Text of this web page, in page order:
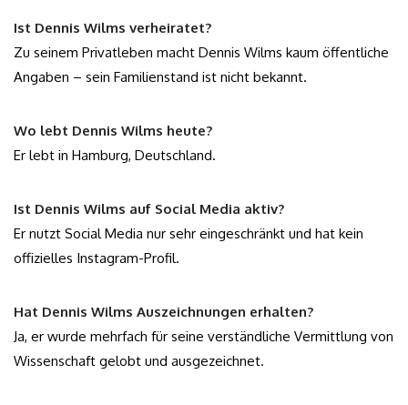
Ist Dennis Wilms verheiratet?
Zu seinem Privatleben macht Dennis Wilms kaum öffentliche
Angaben – sein Familienstand ist nicht bekannt.
Wo lebt Dennis Wilms heute?
Er lebt in Hamburg, Deutschland.
Ist Dennis Wilms auf Social Media aktiv?
Er nutzt Social Media nur sehr eingeschränkt und hat kein
offizielles Instagram-Profil.
Hat Dennis Wilms Auszeichnungen erhalten?
Ja, er wurde mehrfach für seine verständliche Vermittlung von
Wissenschaft gelobt und ausgezeichnet.